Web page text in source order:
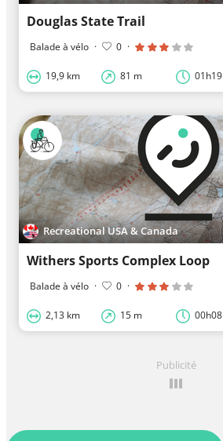
Douglas State Trail
Balade à vélo · 0 ·
19,9 km 81 m 01h19
Recreational USA & Canada
Withers Sports Complex Loop
Balade à vélo · 0 ·
2,13 km 15 m 00h08
Publicité